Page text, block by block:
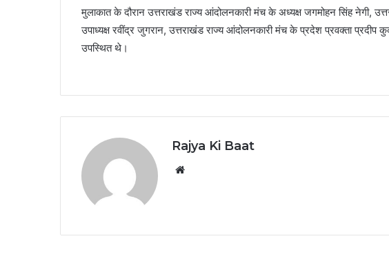
मुलाकात के दौरान उत्तराखंड राज्य आंदोलनकारी मंच के अध्यक्ष जगमोहन सिंह नेगी,
उपाध्यक्ष रवींद्र जुगरान, उत्तराखंड राज्य आंदोलनकारी मंच के प्रदेश प्रवक्ता प्रदीप
उपस्थित थे।
Rajya Ki Baat